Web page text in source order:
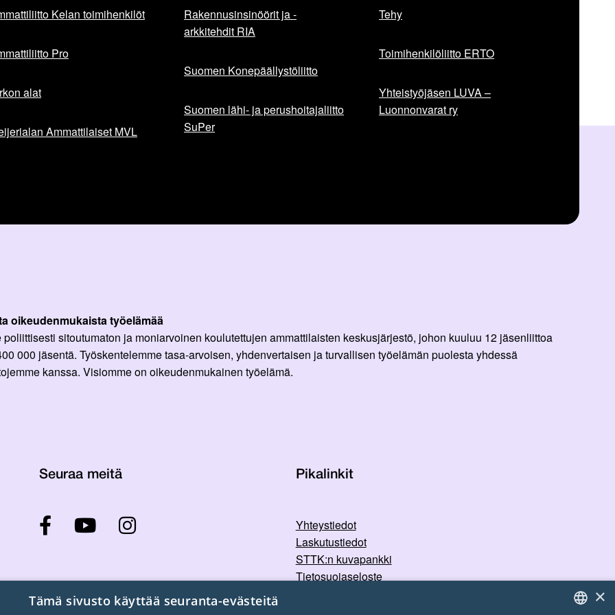
Kelan toimihenkilöt
Pro
alat
Ammattilaiset MVL
Rakennusinsinöörit ja -
arkkitehdit RIA
Suomen Konepäällystöliitto
Suomen lähi- ja perushoitajaliitto
SuPer
Tehy
Toimihenkilöliitto ERTO
Yhteistyöjäsen LUVA –
Luonnonvarat ry
oikeudenmukaista työelämää
poliittisesti sitoutumaton ja moniarvoinen koulutettujen ammattilaisten keskusjärjestö, johon kuuluu 12 jäsenliittoa
000 jäsentä. Työskentelemme tasa-arvoisen, yhdenvertaisen ja turvallisen työelämän puolesta yhdessä
kanssa. Visiomme on oikeudenmukainen työelämä.
Seuraa meitä Pikalinkit
Yhteystiedot
Laskutustiedot
STTK:n kuvapankki
Tietosuojaseloste
×
Tämä sivusto käyttää seuranta-evästeitä